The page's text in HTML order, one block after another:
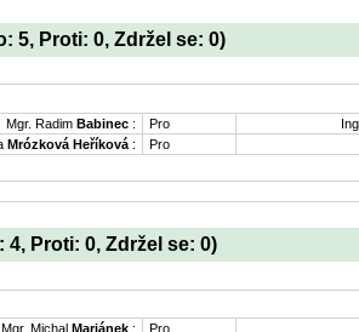
5, Proti: 0, Zdržel se: 0)
Mgr. Radim Babinec : Pro
Mrózková Heříková : Pro
4, Proti: 0, Zdržel se: 0)
Mgr. Michal Mariánek :
Pro